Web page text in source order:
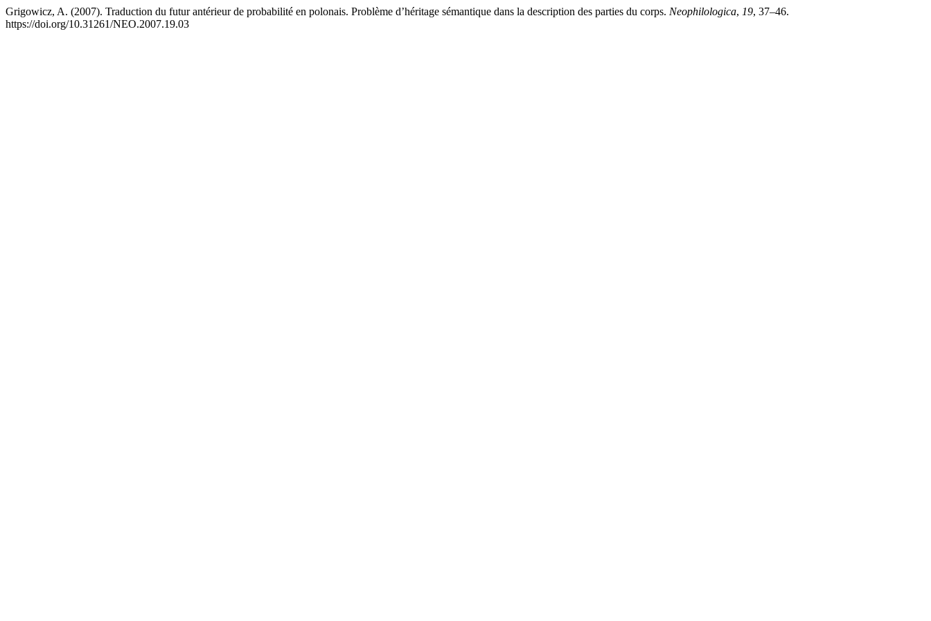
Grigowicz, A. (2007). Traduction du futur antérieur de probabilité en polonais. Problème d’héritage sémantique dans la description des parties du corps. Neophilologica, 19, 37–46.
https://doi.org/10.31261/NEO.2007.19.03